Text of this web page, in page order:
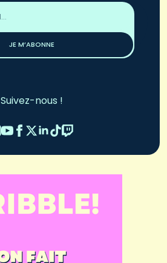
JE M’ABONNE
Suivez-nous !